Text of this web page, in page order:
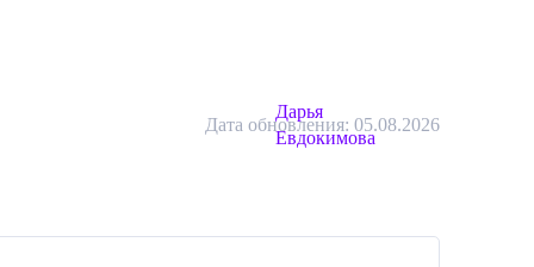
Дарья
Евдокимова
Дата обновления: 05.08.2026